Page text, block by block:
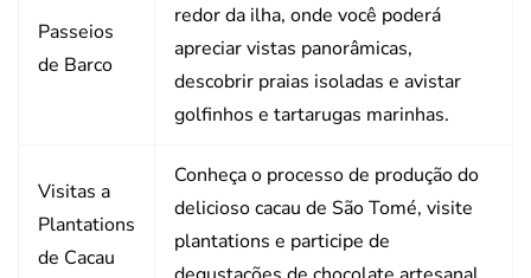
Passeios
de Barco
redor da ilha, onde você poderá
apreciar vistas panorâmicas,
descobrir praias isoladas e avistar
golfinhos e tartarugas marinhas.
Visitas a
Plantations
de Cacau
Conheça o processo de produção do
delicioso cacau de São Tomé, visite
plantations e participe de